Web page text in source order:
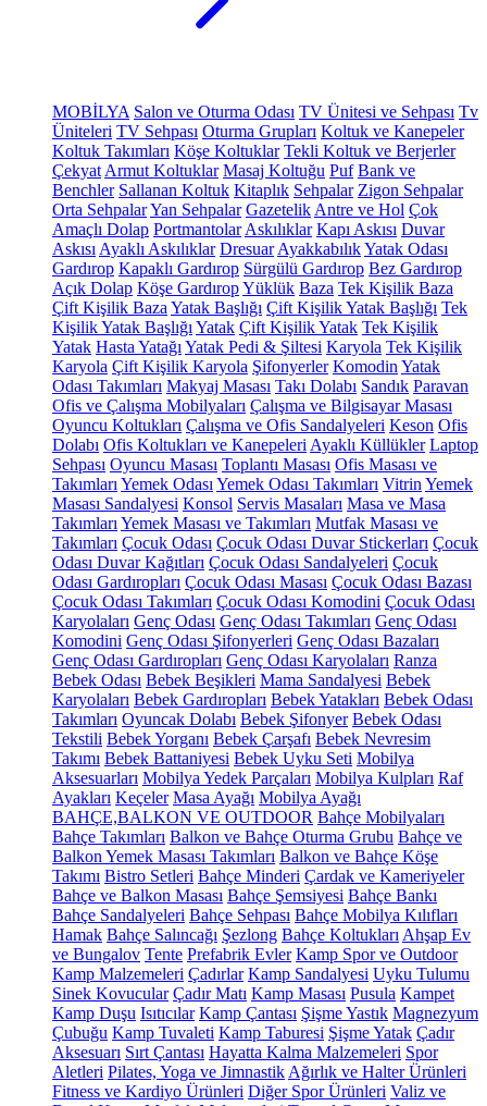
MOBİLYA Salon ve Oturma Odası TV Ünitesi ve Sehpası Tv
Üniteleri TV Sehpası Oturma Grupları Koltuk ve Kanepeler
Koltuk Takımları Köşe Koltuklar Tekli Koltuk ve Berjerler
Çekyat Armut Koltuklar Masaj Koltuğu Puf Bank ve
Benchler Sallanan Koltuk Kitaplık Sehpalar Zigon Sehpalar
Orta SehpalarYan Sehpalar Gazetelik Antre ve Hol Çok
Amaçlı Dolap Portmantolar Askılıklar Kapı Askısı Duvar
Askısı Ayaklı Askılıklar Dresuar AyakkabılıkYatak Odası
Gardırop Kapaklı Gardırop Sürgülü Gardırop Bez Gardırop
Açık Dolap Köşe GardıropYüklük Baza Tek Kişilik Baza
Çift Kişilik Baza Yatak Başlığı Çift Kişilik Yatak Başlığı Tek
Kişilik Yatak Başlığı Yatak Çift Kişilik Yatak Tek Kişilik
Yatak Hasta Yatağı Yatak Pedi & Şiltesi Karyola Tek Kişilik
Karyola Çift Kişilik Karyola Şifonyerler Komodin Yatak
Odası Takımları Makyaj Masası Takı Dolabı Sandık Paravan
Ofis ve Çalışma Mobilyaları Çalışma ve Bilgisayar Masası
Oyuncu Koltukları Çalışma ve Ofis Sandalyeleri Keson Ofis
Dolabı Ofis Koltukları ve Kanepeleri Ayaklı Küllükler Laptop
Sehpası Oyuncu Masası Toplantı Masası Ofis Masası ve
Takımları Yemek Odası Yemek Odası Takımları Vitrin Yemek
Masası Sandalyesi Konsol Servis Masaları Masa ve Masa
Takımları Yemek Masası ve Takımları Mutfak Masası ve
Takımları Çocuk Odası Çocuk Odası Duvar Stickerları Çocuk
Odası Duvar Kağıtları Çocuk Odası Sandalyeleri Çocuk
Odası Gardıropları Çocuk Odası Masası Çocuk Odası Bazası
Çocuk Odası Takımları Çocuk Odası Komodini Çocuk Odası
Karyolaları Genç Odası Genç Odası Takımları Genç Odası
Komodini Genç Odası Şifonyerleri Genç Odası Bazaları
Genç Odası Gardıropları Genç Odası Karyolaları Ranza
Bebek Odası Bebek Beşikleri Mama Sandalyesi Bebek
Karyolaları Bebek Gardıropları Bebek Yatakları Bebek Odası
Takımları Oyuncak Dolabı Bebek Şifonyer Bebek Odası
Tekstili Bebek Yorganı Bebek Çarşafı Bebek Nevresim
Takımı Bebek Battaniyesi Bebek Uyku Seti Mobilya
Aksesuarları Mobilya Yedek Parçaları Mobilya Kulpları Raf
Ayakları Keçeler Masa Ayağı Mobilya Ayağı
BAHÇE,BALKON VE OUTDOOR Bahçe Mobilyaları
Bahçe Takımları Balkon ve Bahçe Oturma Grubu Bahçe ve
Balkon Yemek Masası Takımları Balkon ve Bahçe Köşe
Takımı Bistro Setleri Bahçe Minderi Çardak ve Kameriyeler
Bahçe ve Balkon Masası Bahçe Şemsiyesi Bahçe Bankı
Bahçe Sandalyeleri Bahçe Sehpası Bahçe Mobilya Kılıfları
Hamak Bahçe Salıncağı Şezlong Bahçe Koltukları Ahşap Ev
ve Bungalov Tente Prefabrik Evler Kamp Spor ve Outdoor
Kamp Malzemeleri Çadırlar Kamp Sandalyesi Uyku Tulumu
Sinek Kovucular Çadır Matı Kamp Masası Pusula Kampet
Kamp Duşu Isıtıcılar Kamp Çantası Şişme Yastık Magnezyum
Çubuğu Kamp Tuvaleti Kamp Taburesi Şişme Yatak Çadır
Aksesuarı Sırt Çantası Hayatta Kalma Malzemeleri Spor
Aletleri Pilates, Yoga ve Jimnastik Ağırlık ve Halter Ürünleri
Fitness ve Kardiyo Ürünleri Diğer Spor Ürünleri Valiz ve